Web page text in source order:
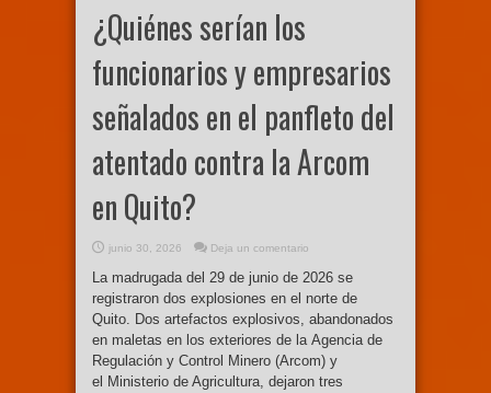
¿Quiénes serían los
funcionarios y empresarios
señalados en el panfleto del
atentado contra la Arcom
en Quito?
junio 30, 2026 Deja un comentario
La madrugada del 29 de junio de 2026 se
registraron dos explosiones en el norte de
Quito. Dos artefactos explosivos, abandonados
en maletas en los exteriores de la Agencia de
Regulación y Control Minero (Arcom) y
el Ministerio de Agricultura, dejaron tres